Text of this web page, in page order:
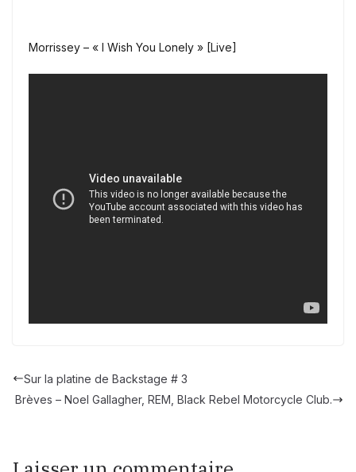
Morrissey – « I Wish You Lonely » [Live]
Sur la platine de Backstage # 3
Brèves – Noel Gallagher, REM, Black Rebel Motorcycle Club.